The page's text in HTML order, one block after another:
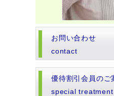
お問い合わせ
contact
優待割引会員のご
special treatment